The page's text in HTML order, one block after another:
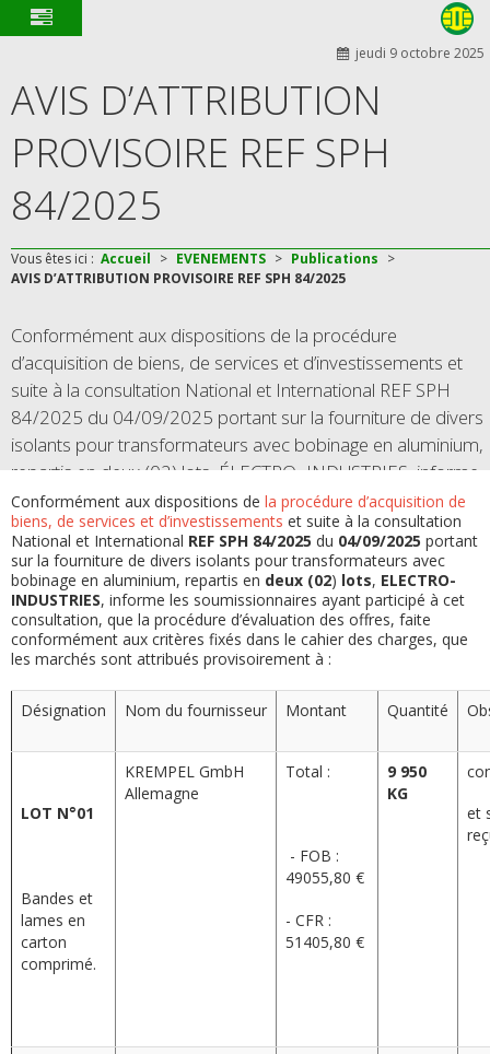
jeudi 9 octobre 2025
AVIS D’ATTRIBUTION
PROVISOIRE REF SPH
84/2025
Vous êtes ici : Accueil > EVENEMENTS > Publications >
AVIS D’ATTRIBUTION PROVISOIRE REF SPH 84/2025
Conformément aux dispositions de la procédure
d’acquisition de biens, de services et d’investissements et
suite à la consultation National et International REF SPH
84/2025 du 04/09/2025 portant sur la fourniture de divers
isolants pour transformateurs avec bobinage en aluminium,
repartis en deux (02) lots, ÉLECTRO- INDUSTRIES, informe
les soumissionnaires ayant participé à cet consultation, que
la procédure d’évaluation des offres, faite conformément
aux critères fixés dans le cahier des charges, que les
marchés sont attribués provisoirement à :
Conformément aux dispositions de la procédure d’acquisition de
biens, de services et d’investissements et suite à la consultation
National et International REF SPH 84/2025 du 04/09/2025 portant
sur la fourniture de divers isolants pour transformateurs avec
bobinage en aluminium, repartis en deux (02) lots, ELECTRO-
INDUSTRIES, informe les soumissionnaires ayant participé à cet
consultation, que la procédure d’évaluation des offres, faite
conformément aux critères fixés dans le cahier des charges, que
les marchés sont attribués provisoirement à :
Désignation Nom du fournisseur Montant Quantité
LOT N°01
Bandes et
lames en
carton
comprimé.
KREMPEL GmbH
Allemagne
Total :
- FOB :
49055,80 €
- CFR :
51405,80 €
9 950
KG
et